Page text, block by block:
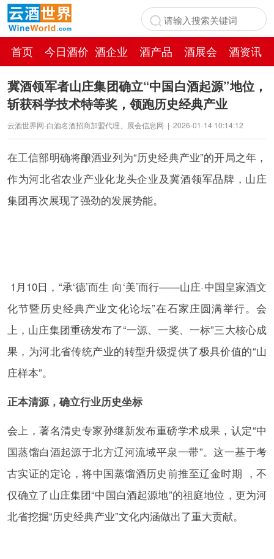
首页 今日酒价 酒企业 酒产品 酒展会
酒资讯
百科
冀酒领军者山庄集团确立“中国白酒起源”地位，
斩获科学技术特等奖，领跑历史经典产业
云酒世界网-白酒名酒招商加盟代理、展会信息网 | 2026-01-14 10:14:12
在工信部明确将酿酒业列为“历史经典产业”的开局之年，
作为河北省农业产业化龙头企业及冀酒领军品牌，山庄
集团再次展现了强劲的发展势能。
1月10日，“承‘德’而生 向‘美’而行——山庄·中国皇家酒文
化节暨历史经典产业文化论坛”在石家庄圆满举行。会
上，山庄集团重磅发布了“一源、一奖、一标”三大核心成
果，为河北省传统产业的转型升级提供了极具价值的“山
庄样本”。
正本清源，确立行业历史坐标
会上，著名清史专家孙继新发布重磅学术成果，认定“中
国蒸馏白酒起源于北方辽河流域平泉一带”。这一基于考
古实证的定论，将中国蒸馏酒历史前推至辽金时期 ，不
仅确立了山庄集团“中国白酒起源地”的祖庭地位，更为河
北省挖掘“历史经典产业”文化内涵做出了重大贡献。